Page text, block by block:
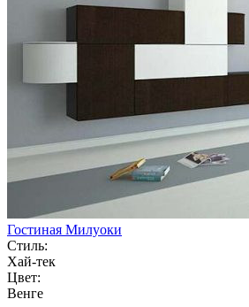
Гостиная Милуоки
Стиль:
Хай-тек
Цвет:
Венге